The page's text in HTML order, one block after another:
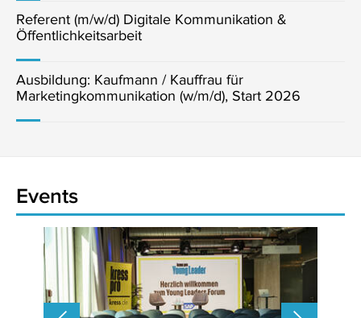
Referent (m/w/d) Digitale Kommunikation &
Öffentlichkeitsarbeit
Ausbildung: Kaufmann / Kauffrau für
Marketingkommunikation (w/m/d), Start 2026
Events